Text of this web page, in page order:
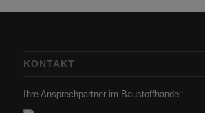
KONTAKT
Ihre Ansprechpartner im Baustoffhandel: